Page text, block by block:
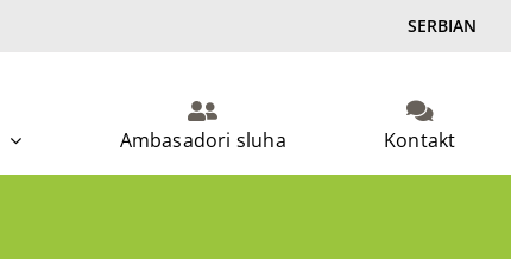
SERBIAN
Ambasadori sluha Kontakt